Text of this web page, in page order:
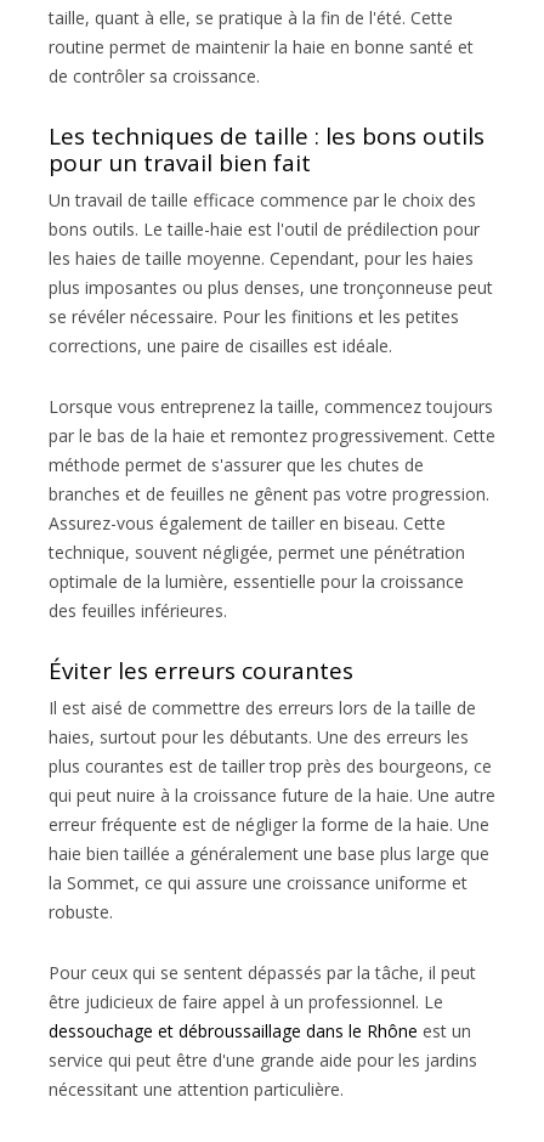
taille, quant à elle, se pratique à la fin de l'été. Cette
routine permet de maintenir la haie en bonne santé et
de contrôler sa croissance.
Les techniques de taille : les bons outils
pour un travail bien fait
Un travail de taille efficace commence par le choix des
bons outils. Le taille-haie est l'outil de prédilection pour
les haies de taille moyenne. Cependant, pour les haies
plus imposantes ou plus denses, une tronçonneuse peut
se révéler nécessaire. Pour les finitions et les petites
corrections, une paire de cisailles est idéale.
Lorsque vous entreprenez la taille, commencez toujours
par le bas de la haie et remontez progressivement. Cette
méthode permet de s'assurer que les chutes de
branches et de feuilles ne gênent pas votre progression.
Assurez-vous également de tailler en biseau. Cette
technique, souvent négligée, permet une pénétration
optimale de la lumière, essentielle pour la croissance
des feuilles inférieures.
Éviter les erreurs courantes
Il est aisé de commettre des erreurs lors de la taille de
haies, surtout pour les débutants. Une des erreurs les
plus courantes est de tailler trop près des bourgeons, ce
qui peut nuire à la croissance future de la haie. Une autre
erreur fréquente est de négliger la forme de la haie. Une
haie bien taillée a généralement une base plus large que
la Sommet, ce qui assure une croissance uniforme et
robuste.
Pour ceux qui se sentent dépassés par la tâche, il peut
être judicieux de faire appel à un professionnel. Le
dessouchage et débroussaillage dans le Rhône est un
service qui peut être d'une grande aide pour les jardins
nécessitant une attention particulière.